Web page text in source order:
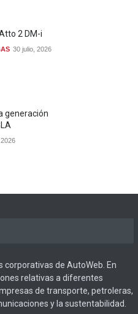
2 DM-i
30 julio, 2026
generación
corporativas de AutoWeb. En
relativas a diferentes
de transporte, petroleras,
y la sustentabilidad.